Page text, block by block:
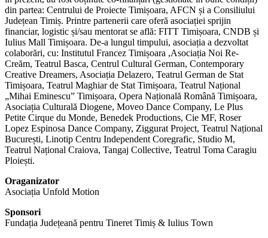
din partea: Centrului de Proiecte Timișoara, AFCN și a Consiliului
Județean Timiș. Printre partenerii care oferă asociației sprijin
financiar, logistic și/sau mentorat se află: FITT Timișoara, CNDB și
Iulius Mall Timișoara. De-a lungul timpului, asociația a dezvoltat
colaborări, cu: Institutul Francez Timișoara ,Asociația Noi Re-
Creăm, Teatrul Basca, Centrul Cultural German, Contemporary
Creative Dreamers, Asociația Delazero, Teatrul German de Stat
Timișoara, Teatrul Maghiar de Stat Timișoara, Teatrul Național
„Mihai Eminescu” Timișoara, Opera Națională Română Timișoara,
Asociația Culturală Diogene, Moveo Dance Company, Le Plus
Petite Cirque du Monde, Benedek Productions, Cie MF, Roser
Lopez Espinosa Dance Company, Ziggurat Project, Teatrul Național
București, Linotip Centru Independent Coregrafic, Studio M,
Teatrul Național Craiova, Tangaj Collective, Teatrul Toma Caragiu
Ploiești.
Oraganizator
Asociația Unfold Motion
Sponsori
Fundația Județeană pentru Tineret Timiș & Iulius Town